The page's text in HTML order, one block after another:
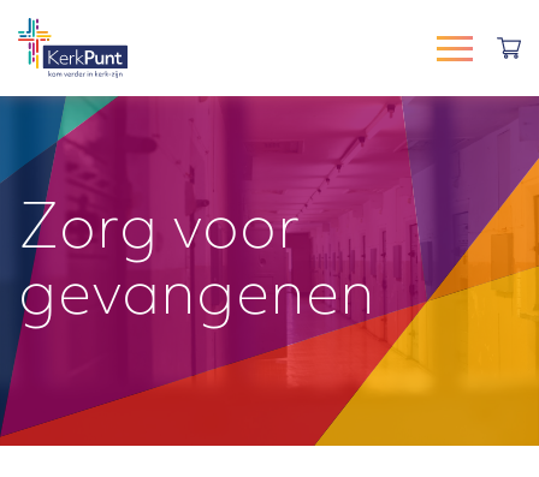
Zorg voor
gevangenen